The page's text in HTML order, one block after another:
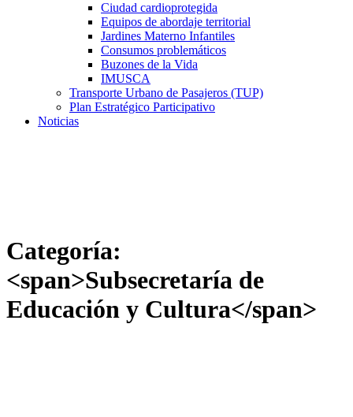
Ciudad cardioprotegida
Equipos de abordaje territorial
Jardines Materno Infantiles
Consumos problemáticos
Buzones de la Vida
IMUSCA
Transporte Urbano de Pasajeros (TUP)
Plan Estratégico Participativo
Noticias
Categoría:
<span>Subsecretaría de
Educación y Cultura</span>